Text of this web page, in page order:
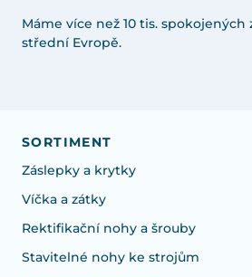
Máme více než 10 tis. spokojených
střední Evropě.
SORTIMENT
Záslepky a krytky
Víčka a zátky
Rektifikační nohy a šrouby
Stavitelné nohy ke strojům